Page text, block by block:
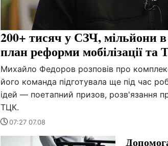
200+ тисяч у СЗЧ, мільйони
план реформи мобілізації
Михайло Федоров розповів про
його команда підготувала ще під час
ідей — поетапний призов, розв'язання
ТЦК.
07:27 07.08